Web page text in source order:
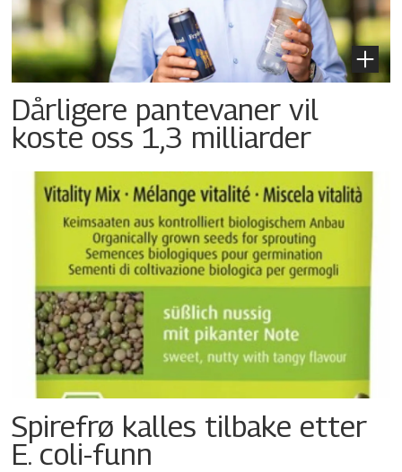
Dårligere pantevaner vil
koste oss 1,3 milliarder
Spirefrø kalles tilbake etter
E. coli-funn